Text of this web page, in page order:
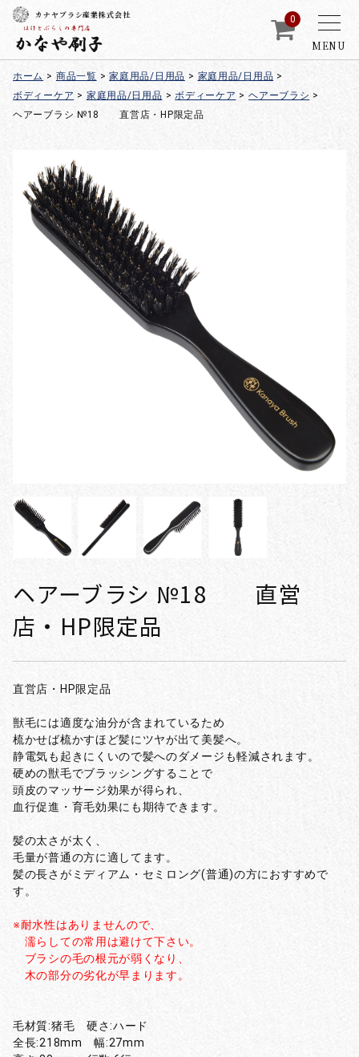
MENU
カナヤブラシ産業株式会社 0
ホーム > 商品一覧 > 家庭用品/日用品 > 家庭用品/日用品 >
ボディーケア > 家庭用品/日用品 > ボディーケア > ヘアーブラシ >
ヘアーブラシ №18 直営店・HP限定品
ヘアーブラシ №18 直営
店・HP限定品
直営店・HP限定品
獣毛には適度な油分が含まれているため
梳かせば梳かすほど髪にツヤが出て美髪へ。
静電気も起きにくいので髪へのダメージも軽減されます。
硬めの獣毛でブラッシングすることで
頭皮のマッサージ効果が得られ、
血行促進・育毛効果にも期待できます。
髪の太さが太く、
毛量が普通の方に適してます。
髪の長さがミディアム・セミロング(普通)の方におすすめで
す。
※耐水性はありませんので、
濡らしての常用は避けて下さい。
ブラシの毛の根元が弱くなり、
木の部分の劣化が早まります。
毛材質:猪毛 硬さ:ハード
全長:218mm 幅:27mm